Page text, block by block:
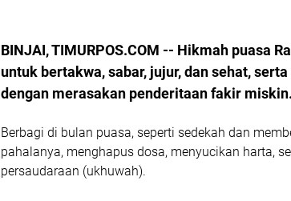
BINJAI, TIMURPOS.COM -- Hikmah puasa
untuk bertakwa, sabar, jujur, dan sehat,
dengan merasakan penderitaan fakir miskin.
Berbagi di bulan puasa, seperti sedekah dan
pahalanya, menghapus dosa, menyucikan harta,
persaudaraan (ukhuwah).